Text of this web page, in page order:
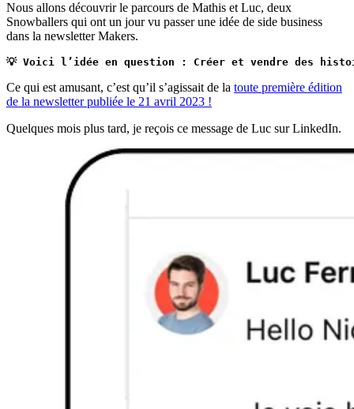
Nous allons découvrir le parcours de Mathis et Luc, deux
Snowballers qui ont un jour vu passer une idée de side business
dans la newsletter Makers.
💡 Voici l’idée en question : Créer et vendre des
Ce qui est amusant, c’est qu’il s’agissait de la toute première édition
de la newsletter publiée le 21 avril 2023 !
Quelques mois plus tard, je reçois ce message de Luc sur LinkedIn.